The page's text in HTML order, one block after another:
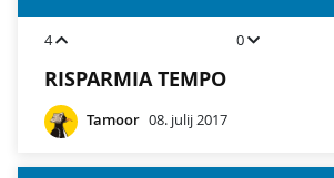
4 0
RISPARMIA TEMPO
Tamoor 08. julij 2017